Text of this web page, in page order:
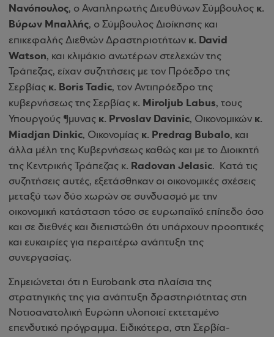
Νανόπουλος, ο Αναπληρωτής Διευθύνων Σύμβουλος κ.
Βύρων Μπαλλής, ο Σύμβουλος Διοίκησης και
επικεφαλής Διεθνών Δραστηριοτήτων κ. David
Watson, και κλιμάκιο ανωτέρων στελεχών της
Τράπεζας, είχαν συζητήσεις με τον Πρόεδρο της
Σερβίας κ. Boris Tadic, τον Αντιπρόεδρο της
κυβερνήσεως της Σερβίας κ. Miroljub Labus, τους
Υπουργούς ¶μυνας κ. Prvoslav Davinic, Οικονομικών κ.
Miadjan Dinkic, Οικονομίας κ. Predrag Bubalo, και
άλλα μέλη της Κυβερνήσεως καθώς και με το Διοικητή
της Κεντρικής Τράπεζας κ. Radovan Jelasic. Κατά τις
συζητήσεις αυτές, εξετάσθηκαν οι οικονομικές σχέσεις
μεταξύ των δύο χωρών σε συνδυασμό με την
οικονομική κατάσταση τόσο σε ευρωπαϊκό επίπεδο όσο
και σε διεθνές και διεπιστώθη ότι υπάρχουν προοπτικές
και ευκαιρίες για περαιτέρω ανάπτυξη της
συνεργασίας.
Σημειώνεται ότι η Eurobank στα πλαίσια της
στρατηγικής της για ανάπτυξη δραστηριότητας στη
Νοτιοανατολική Ευρώπη υλοποιεί εκτεταμένο
επενδυτικό πρόγραμμα. Ειδικότερα, στη Σερβία-